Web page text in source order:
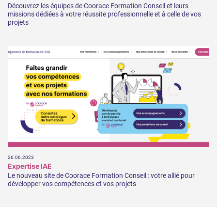
Découvrez les équipes de Coorace Formation Conseil et leurs
missions dédiées à votre réussite professionnelle et à celle de vos
projets
26.06.2023
Expertise IAE
Le nouveau site de Coorace Formation Conseil : votre allié pour
développer vos compétences et vos projets